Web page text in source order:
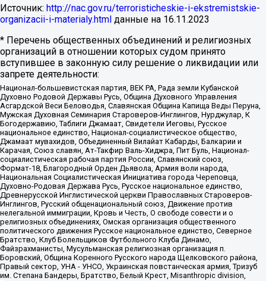
Источник: http://nac.gov.ru/terroristicheskie-i-ekstremistskie-
organizacii-i-materialy.html данные на 16.11.2023
* Перечень общественных объединений и религиозных
организаций в отношении которых судом принято
вступившее в законную силу решение о ликвидации или
запрете деятельности:
Национал-большевистская партия, ВЕК РА, Рада земли Кубанской
Духовно Родовой Державы Русь, Община Духовного Управления
Асгардской Веси Беловодья, Славянская Община Капища Веды Перуна,
Мужская Духовная Семинария Староверов-Инглингов, Нурджулар, К
Богодержавию, Таблиги Джамаат, Свидетели Иеговы, Русское
национальное единство, Национал-социалистическое общество,
Джамаат мувахидов, Объединенный Вилайат Кабарды, Балкарии и
Карачая, Союз славян, Ат-Такфир Валь-Хиджра, Пит Буль, Национал-
социалистическая рабочая партия России, Славянский союз,
Формат-18, Благородный Орден Дьявола, Армия воли народа,
Национальная Социалистическая Инициатива города Череповца,
Духовно-Родовая Держава Русь, Русское национальное единство,
Древнерусской Инглистической церкви Православных Староверов-
Инглингов, Русский общенациональный союз, Движение против
нелегальной иммиграции, Кровь и Честь, О свободе совести и о
религиозных объединениях, Омская организация общественного
политического движения Русское национальное единство, Северное
Братство, Клуб Болельщиков Футбольного Клуба Динамо,
Файзрахманисты, Мусульманская религиозная организация п.
Боровский, Община Коренного Русского народа Щелковского района,
Правый сектор, УНА - УНСО, Украинская повстанческая армия, Тризуб
им. Степана Бандеры, Братство, Белый Крест, Misanthropic division,